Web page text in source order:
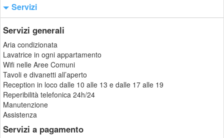
Servizi
Servizi generali
Aria condizionata
Lavatrice in ogni appartamento
Wifi nelle Aree Comuni
Tavoli e divanetti all’aperto
Reception in loco dalle 10 alle 13 e dalle 17 alle 19
Reperibilità telefonica 24h/24
Manutenzione
Assistenza
Servizi a pagamento